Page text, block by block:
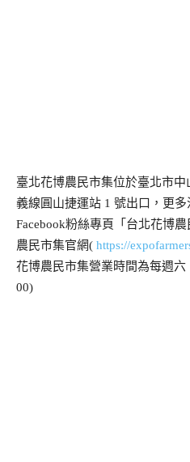
臺北花博農民市集位於臺北市
義線圓山捷運站 1 號出口，更
Facebook粉絲專頁「台北花博
農民市集官網( https://
花博農民市集營業時間為每週六
00)